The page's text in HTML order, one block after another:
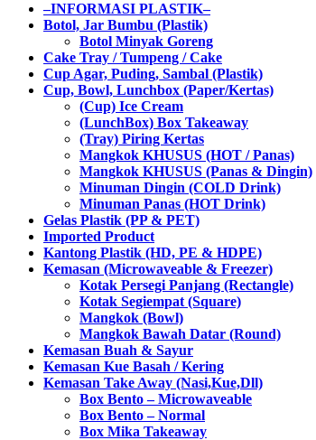
–INFORMASI PLASTIK–
Botol, Jar Bumbu (Plastik)
Botol Minyak Goreng
Cake Tray / Tumpeng / Cake
Cup Agar, Puding, Sambal (Plastik)
Cup, Bowl, Lunchbox (Paper/Kertas)
(Cup) Ice Cream
(LunchBox) Box Takeaway
(Tray) Piring Kertas
Mangkok KHUSUS (HOT / Panas)
Mangkok KHUSUS (Panas & Dingin)
Minuman Dingin (COLD Drink)
Minuman Panas (HOT Drink)
Gelas Plastik (PP & PET)
Imported Product
Kantong Plastik (HD, PE & HDPE)
Kemasan (Microwaveable & Freezer)
Kotak Persegi Panjang (Rectangle)
Kotak Segiempat (Square)
Mangkok (Bowl)
Mangkok Bawah Datar (Round)
Kemasan Buah & Sayur
Kemasan Kue Basah / Kering
Kemasan Take Away (Nasi,Kue,Dll)
Box Bento – Microwaveable
Box Bento – Normal
Box Mika Takeaway